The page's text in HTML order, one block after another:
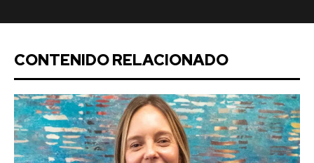
CONTENIDO RELACIONADO